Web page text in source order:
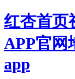
红杏首页
APP官网
app